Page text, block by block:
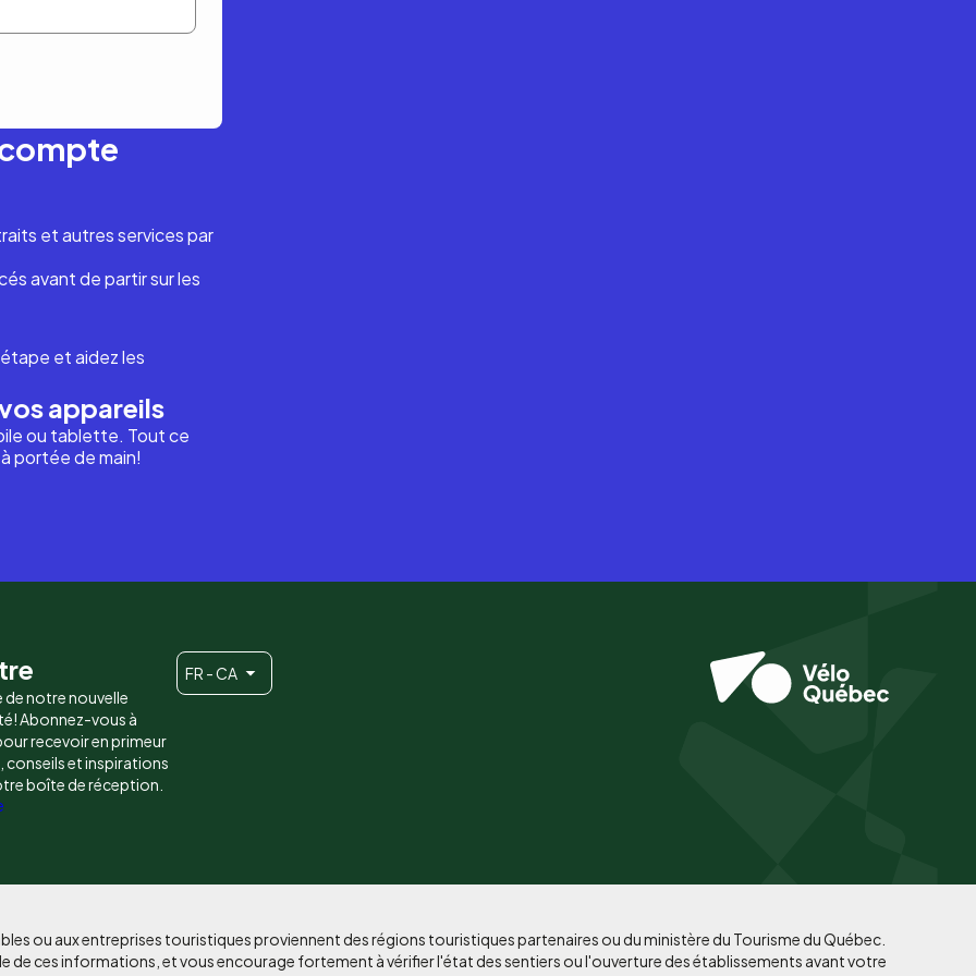
et autres services par
avant de partir sur les
et aidez les
appareils
ou tablette. Tout ce
portée de main!
de notre nouvelle
Abonnez-vous à
recevoir en primeur
conseils et inspirations
boîte de réception.
FR - CA
ou aux entreprises touristiques proviennent des régions touristiques partenaires ou du ministère du Tourisme du Québec.
de ces informations, et vous encourage fortement à vérifier l'état des sentiers ou l'ouverture des établissements avant votre